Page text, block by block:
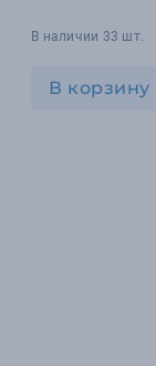
В наличии 33 шт.
В корзину